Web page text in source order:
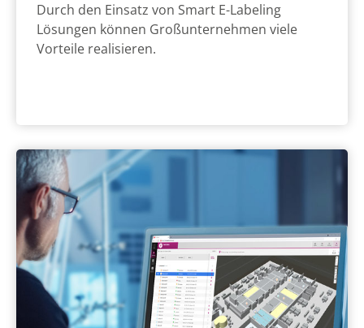
Durch den Einsatz von Smart E-Labeling
Lösungen können Großunternehmen viele
Vorteile realisieren.